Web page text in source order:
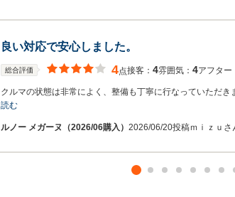
良い対応で安心しました。
総合評価 4点接客： 4雰囲気： 4アフター
クルマの状態は非常によく、整備も丁寧に行なっていただき
読む
ルノー メガーヌ（2026/06購入） 2026/06/20投稿ｍｉｚｕさ